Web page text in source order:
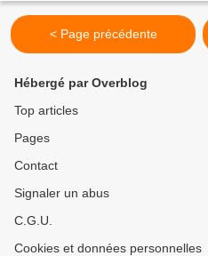
< Page précédente
Hébergé par Overblog
Top articles
Pages
Contact
Signaler un abus
C.G.U.
Cookies et données personnelles